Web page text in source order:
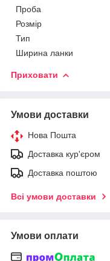
Проба
Розмір
Тип
Ширина ланки
Приховати
Умови доставки
Нова Пошта
Доставка кур'єром
Доставка поштою
Всі умови доставки
Умови оплати